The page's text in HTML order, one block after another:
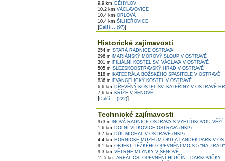
9,9 km DĚHYLOV
10,2 km VÁCLAVOVICE
10,4 km ORLOVÁ
10,4 km ŠILHEŘOVICE
[Další... (97)]
Historické zajímavosti
254 m STARÁ RADNICE OSTRAVA
296 m MARIÁNSKÝ MOROVÝ SLOUP V OSTRAVĚ
301 m FILIÁLNÍ KOSTEL SV. VÁCLAVA V OSTRAVĚ
505 m SLEZSKOOSTRAVSKÝ HRAD V OSTRAVĚ
518 m KATEDRÁLA BOŽSKÉHO SPASITELE V OSTRAVĚ
836 m EVANGELICKÝ KOSTEL V OSTRAVĚ
6,6 km DŘEVĚNÝ KOSTEL SV. KATEŘINY V OSTRAVĚ-
7,6 km KŘÍŽE V ŠENOVĚ
[Další... (222)]
Technické zajímavosti
973 m NOVÁ RADNICE OSTRAVA S VYHLÍDKOVOU VĚŽÍ
1,6 km DOLNÍ VÍTKOVICE OSTRAVA (NKP)
3,7 km DŮL MICHAL V OSTRAVĚ (NKP)
4,4 km HORNICKÉ MUZEUM OKD A LANDEK PARK V
9,1 km OBJEKT TĚŽKÉHO OPEVNĚNÍ MO-S-5 "NA TRATI"
9,3 km VĚTRNÉ MLÝNKY V ŠENOVĚ
11,5 km AREÁL ČS. OPEVNĚNÍ HLUČÍN - DARKOVIČKY